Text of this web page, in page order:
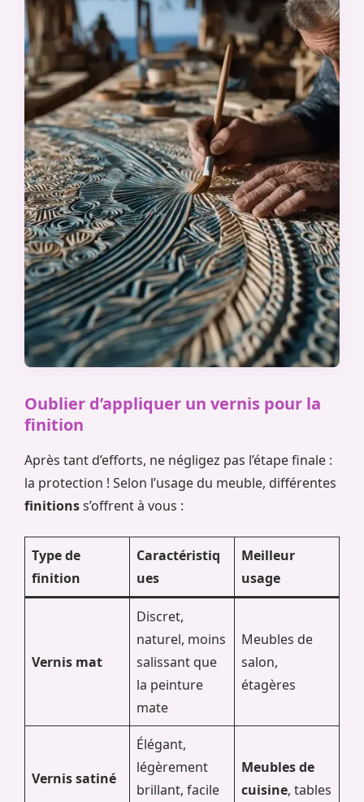
Oublier d’appliquer un vernis pour la
finition
Après tant d’efforts, ne négligez pas l’étape finale :
la protection ! Selon l’usage du meuble, différentes
finitionss’offrent à vous :
Type de
finition
Caractéristiq
ues
Meilleur
usage
Vernis mat
Discret,
naturel, moins
salissant que
la peinture
mate
Meubles de
salon,
étagères
Vernis satiné
Élégant,
légèrement
brillant, facile
Meubles de
cuisine, tables